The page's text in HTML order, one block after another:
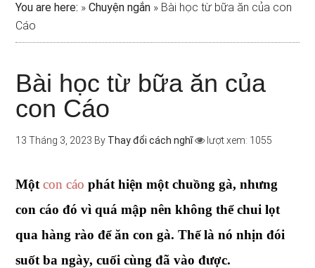
You are here: »Chuyện ngắn » Bài học từ bữa ăn của con
Cáo
Bài học từ bữa ăn của
con Cáo
13 Tháng 3, 2023 By Thay đổi cách nghĩ lượt xem: 1055
Mộtcon cáo phát hiện một chuồng gà, nhưng
con cáo đó vì quá mập nên không thể chui lọt
qua hàng rào để ăn con gà. Thế là nó nhịn đói
suốt ba ngày, cuối cùng đã vào được.